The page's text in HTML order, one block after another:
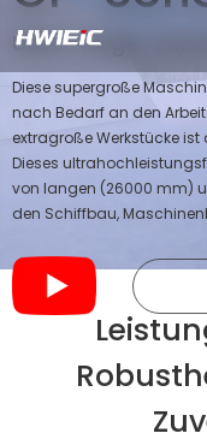
Ultra-large-
Diese supergroße
nach Bedarf an den
extragroße Werkstücke
Dieses
von langen (26000 mm)
den Schiffbau,